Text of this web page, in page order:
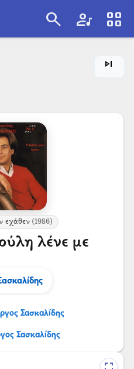
search artist view_cozy
skip_next
εχάθεν(1986)
λένε με
Σασκαλίδης
Σασκαλίδης